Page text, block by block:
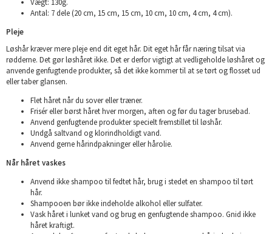
Antal: 7 dele (20 cm, 15 cm, 15 cm, 10 cm, 10 cm, 4 cm, 4 cm).
Pleje
Løshår kræver mere pleje end dit eget hår. Dit eget hår får næring tilsat via
rødderne. Det gør løshåret ikke. Det er derfor vigtigt at vedligeholde løshåret og
anvende genfugtende produkter, så det ikke kommer til at se tørt og flosset ud
eller taber glansen.
Flet håret når du sover eller træner.
Frisér eller børst håret hver morgen, aften og før du tager brusebad.
Anvend genfugtende produkter specielt fremstillet til løshår.
Undgå saltvand og klorindholdigt vand.
Anvend gerne hårindpakninger eller hårolie.
Når håret vaskes
Anvend ikke shampoo til fedtet hår, brug i stedet en shampoo til tørt
hår.
Shampooen bør ikke indeholde alkohol eller sulfater.
Vask håret i lunket vand og brug en genfugtende shampoo. Gnid ikke
håret kraftigt.